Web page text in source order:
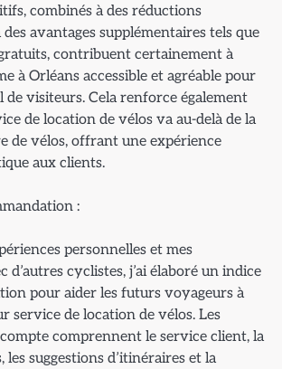
combinés à des réductions
avantages supplémentaires tels que
contribuent certainement à
à Orléans accessible et agréable pour
de visiteurs. Cela renforce également
de location de vélos va au-delà de la
de vélos, offrant une expérience
aux clients.
:
personnelles et mes
d’autres cyclistes, j’ai élaboré un indice
pour aider les futurs voyageurs à
service de location de vélos. Les
comprennent le service client, la
les suggestions d’itinéraires et la